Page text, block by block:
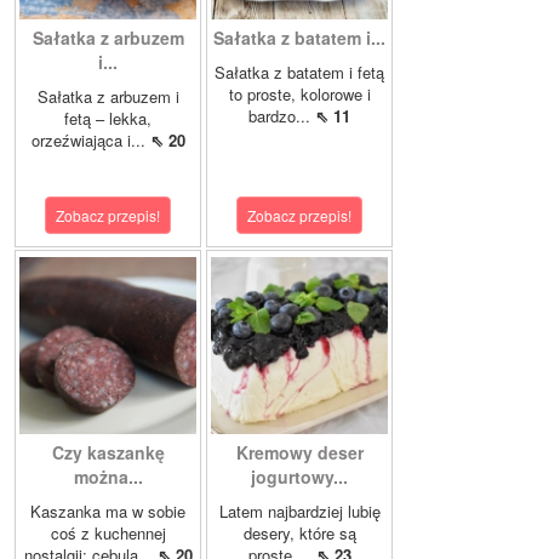
Sałatka z arbuzem
i...
Sałatka z arbuzem i
fetą – lekka,
orzeźwiająca i... ⇖ 20
Zobacz przepis!
Sałatka z batatem i...
Sałatka z batatem i fetą
to proste, kolorowe i
bardzo... ⇖ 11
Zobacz przepis!
Czy kaszankę
można...
Kaszanka ma w sobie
coś z kuchennej
Kremowy deser
jogurtowy...
Latem najbardziej lubię
desery, które są